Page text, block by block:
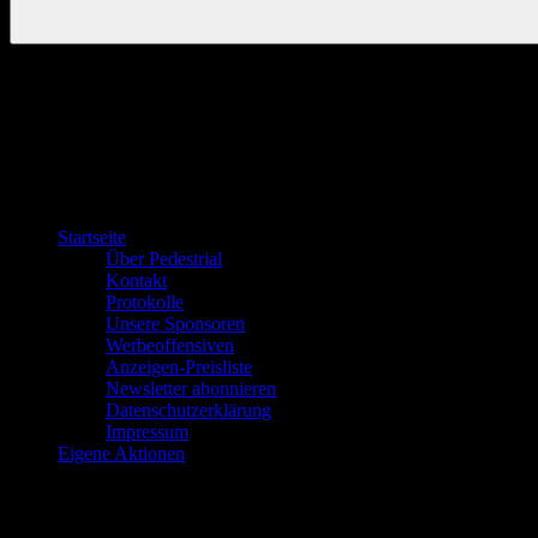
Startseite
Über Pedestrial
Kontakt
Protokolle
Unsere Sponsoren
Werbeoffensiven
Anzeigen-Preisliste
Newsletter abonnieren
Datenschutzerklärung
Impressum
Eigene Aktionen